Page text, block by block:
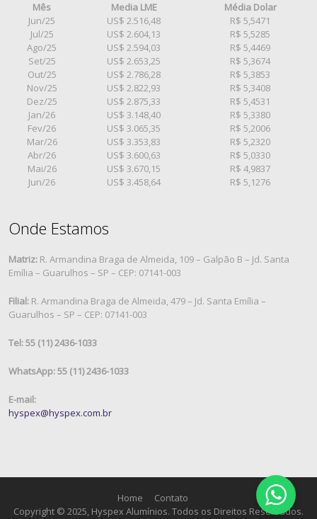
Mês Media LME
Média Dolar
Jun/25
US$ 2.516,48
R$ 5,5471
Jul/25
US$ 2.604,13
R$ 5,5285
Ago/25
US$ 2.594,03
R$ 5,4469
Set/25
US$ 2.653,25
R$ 5,3674
Out/25
US$ 2.786,28
R$ 5,3853
Nov/25
US$ 2.822,93
R$ 5,3408
Dez/25
US$ 2.875,33
R$ 5,4531
Jan/26
US$ 3.148,40
R$ 5,3380
Fev/26
US$ 3.065,35
R$ 5,2006
Mar/26
US$ 3.353,83
R$ 5,2320
Abr/26
US$ 3.600,63
R$ 5,0330
Mai/26
US$ 3.670,15
R$ 4,9837
Jun/26
US$ 3.458,64 R$ 5,1276
Onde Estamos
Matriz: R. Armandina Braga de Almeida, 109 – Galpão B – Jd. Santa
Emília – Guarulhos – SP – CEP: 07141-003
Filial: R. Armandina Braga de Almeida, 479 – Jd. Santa Emília –
Guarulhos – SP – CEP: 07141-003
Tel: 55 (11) 2436-1033
WhatsApp: 55 (11) 2436-1033
E-mail:
hyspex@hyspex.com.br
Home
Contato
Copyright © 2025, Hyspex Alumínios. Todos os Direitos Reservados.